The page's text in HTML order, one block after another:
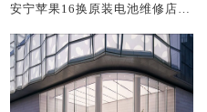
安宁苹果16换原装电池维修店大